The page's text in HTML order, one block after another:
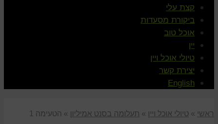
קצת עלי
ביקורת מסעדות
אוכל טוב
יין
טיולי אוכל ויין
יצירת קשר
English
ראשי » טיולי אוכל ויין » תעלומה בסנט אמיליון » הטעימה 1